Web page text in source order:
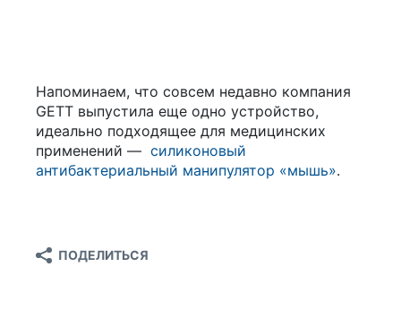
Напоминаем, что совсем недавно компания
GETT выпустила еще одно устройство,
идеально подходящее для медицинских
применений — силиконовый
антибактериальный манипулятор «мышь».
ПОДЕЛИТЬСЯ